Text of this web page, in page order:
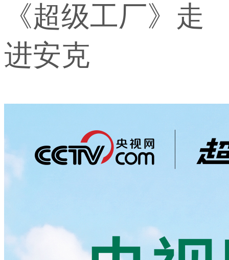
《超级工厂》走
进安克